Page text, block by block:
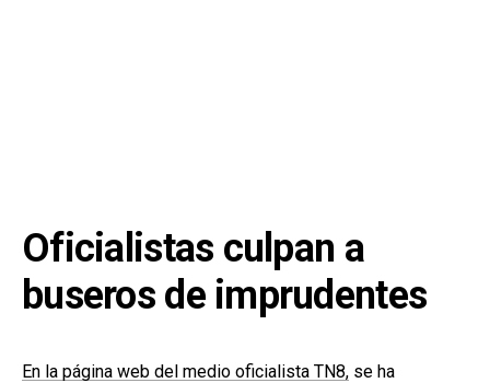
Oficialistas culpan a
buseros de imprudentes
En la página web del medio oficialista TN8, se ha